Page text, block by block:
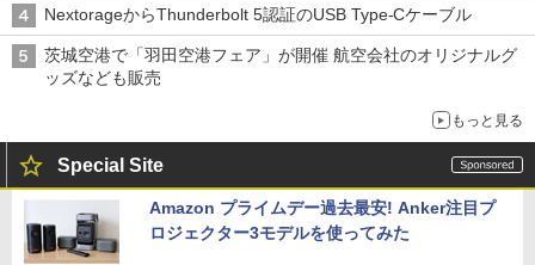
NextorageからThunderbolt 5認証のUSB Type-Cケーブル
茨城空港で「羽田空港フェア」が開催 航空会社のオリジナルグ
ッズなども販売
もっと見る
Special Site
Amazon プライムデー過去最安! Anker注目プ
ロジェクター3モデルを使ってみた